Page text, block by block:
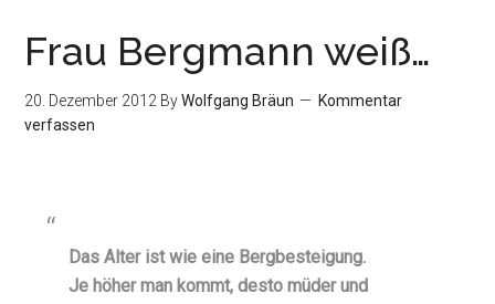
Frau Bergmann weiß…
20. Dezember 2012 ByWolfgang Bräun
Kommentar
verfassen
Das Alter ist wie eine Bergbesteigung.
Je höher man kommt, desto müder und